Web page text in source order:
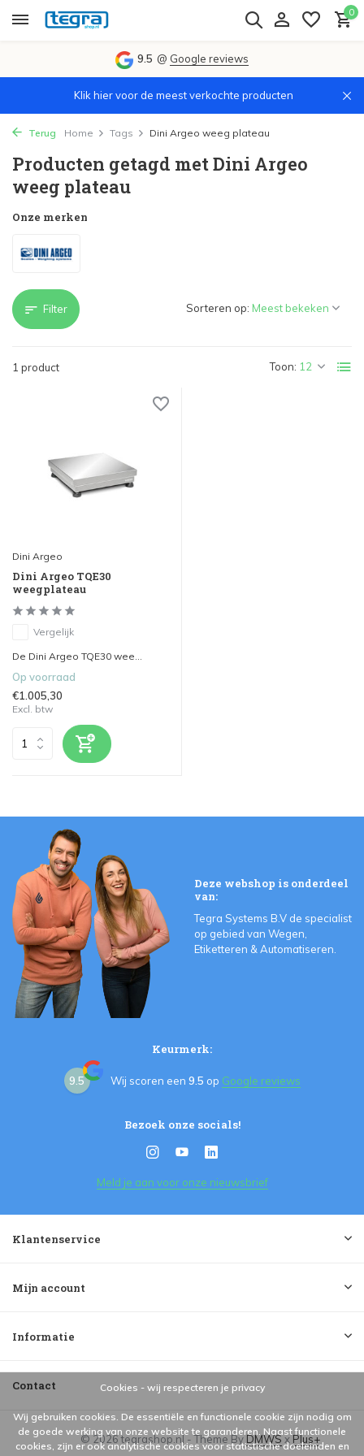
0
9.5 @ Google reviews
Klik hier voor de meest verkochte producten
Terug Home Tags Dini Argeo weeg plateau
Producten getagd met Dini Argeo
weeg plateau
Onze merken
Filter
1 product Toon:
Sorteren op:
Dini Argeo
Dini Argeo TQE30
weegplateau
Vergelijk
De Dini Argeo TQE30 wee...
Op voorraad
€1.005,30
Excl. btw
Deze webshop is onderdeel
van:
Tegra Systems B.V de specialist
op gebied van Wegen,
Etiketteren & Automatiseren.
Keurmerk:
9.5 Wij scoren een 9.5 op Google reviews
Bezoek onze socials!
Meld je aan voor onze nieuwsbrief
Klantenservice
Mijn account
Informatie
Contact
© 2026 tegrashop.nl - Theme ByDMWSxPlus+
Cookies - wij respecteren je privacy
Wij gebruiken cookies. De essentiële en functionele cookie zijn nodig om
de goede werking van onze website te garanderen. Naast functionele
cookies, zijn er ook analytische cookies voor statistische doeleinden en